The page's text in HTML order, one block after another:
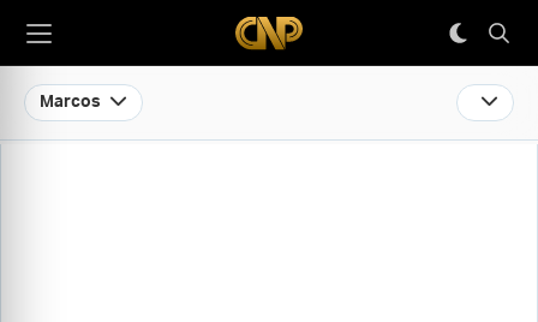
Marcos